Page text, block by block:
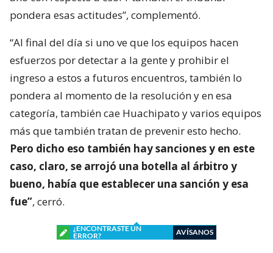
pondera esas actitudes”, complementó.
“Al final del día si uno ve que los equipos hacen
esfuerzos por detectar a la gente y prohibir el
ingreso a estos a futuros encuentros, también lo
pondera al momento de la resolución y en esa
categoría, también cae Huachipato y varios equipos
más que también tratan de prevenir esto hecho.
Pero dicho eso también hay sanciones y en este
caso, claro, se arrojó una botella al árbitro y
bueno, había que establecer una sanción y esa
fue”, cerró.
¿ENCONTRASTE UN
ERROR?
AVÍSANOS